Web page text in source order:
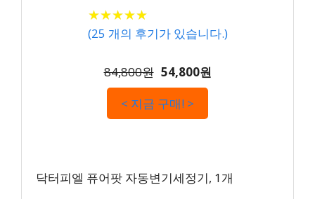
★★★★★
★★★★★
(25 개의 후기가 있습니다.)
84,800원 54,800원
< 지금 구매! >
닥터피엘 퓨어팟 자동변기세정기, 1개